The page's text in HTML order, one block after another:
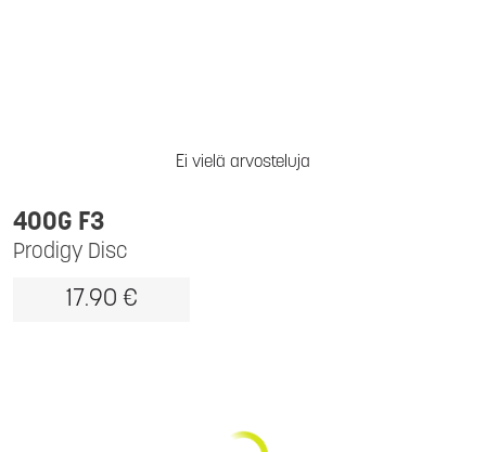
Ei vielä arvosteluja
Prodigy Disc
400G F3
17.90 €